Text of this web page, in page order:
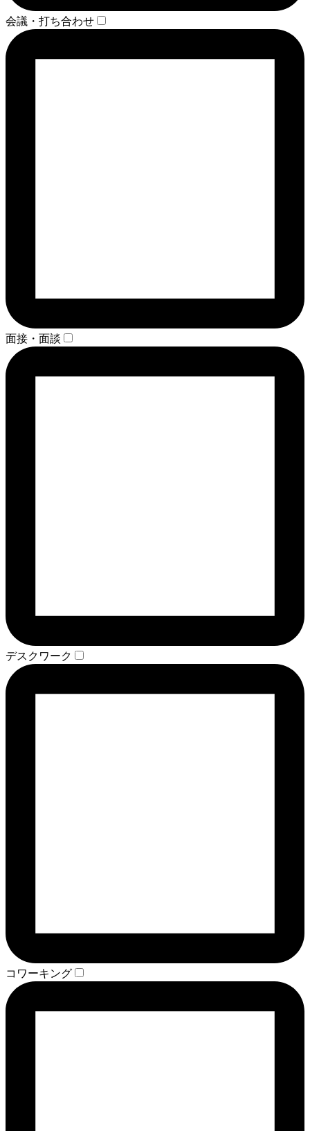
会議・打ち合わせ
面接・面談
デスクワーク
コワーキング